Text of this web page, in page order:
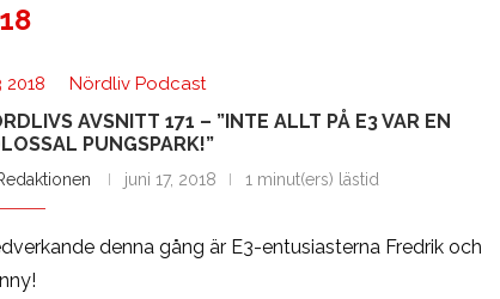
2018 Nördliv Podcast
AVSNITT 171 – ”INTE ALLT PÅ E3 VAR EN
PUNGSPARK!”
juni 17, 2018 1 minut(ers) lästid
denna gång är E3-entusiasterna Fredrik och